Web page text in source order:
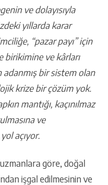
ve dolayısıyla
yıllarda karar
“pazar payı” için
birikimine ve kârları
bir sistem olan
krize bir çözüm yok.
mantığı, kaçınılmaz
ve
açıyor.
göre, doğal
işgal edilmesinin ve